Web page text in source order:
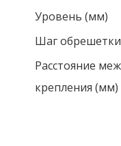
Уровень (мм)
Шаг
Расстояние
крепления (мм)